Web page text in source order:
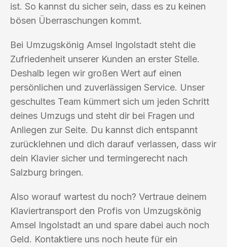
ist. So kannst du sicher sein, dass es zu keinen
bösen Überraschungen kommt.
Bei Umzugskönig Amsel Ingolstadt steht die
Zufriedenheit unserer Kunden an erster Stelle.
Deshalb legen wir großen Wert auf einen
persönlichen und zuverlässigen Service. Unser
geschultes Team kümmert sich um jeden Schritt
deines Umzugs und steht dir bei Fragen und
Anliegen zur Seite. Du kannst dich entspannt
zurücklehnen und dich darauf verlassen, dass wir
dein Klavier sicher und termingerecht nach
Salzburg bringen.
Also worauf wartest du noch? Vertraue deinem
Klaviertransport den Profis von Umzugskönig
Amsel Ingolstadt an und spare dabei auch noch
Geld. Kontaktiere uns noch heute für ein